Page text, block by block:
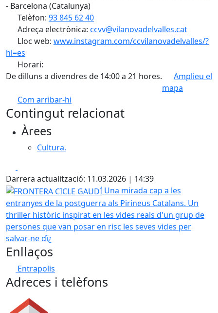
- Barcelona (Catalunya)
Telèfon: 93 845 62 40
Adreça electrònica: ccvv@vilanovadelvalles.cat
Lloc web: www.instagram.com/ccvilanovadelvalles/?
hl=es
Horari:
De dilluns a divendres de 14:00 a 21 hores.
Amplieu el
mapa
Com arribar-hi
+
−
Contingut relacionat
Àrees
Cultura.
Darrera actualització: 11.03.2026 | 14:39
FRONTERA CICLE GAUDÍ
Una mirada cap a les
entranyes de la postguerra als Pirineus Catalans. Un
thriller històric inspirat en les vides reals d'un grup de
persones que van posar en risc les seves vides per
salvar-ne dï¿
Enllaços
Entrapolis
Adreces i telèfons